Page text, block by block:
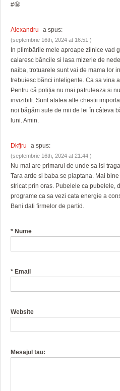
#🤪
Alexandru a spus:
(septembrie 16th, 2024 at 16:51 )
In plimbările mele aproape zilnice vad
calaresc băncile si lasa mizerie de
naiba, trotuarele sunt vai de mama lor
trebuiesc bănci inteligente. Ca sa vina
Pentru că poliția nu mai patruleaza si
invizibili. Sunt atatea alte chestii
noi băgăm sute de mii de lei în câteva
luni. Amin.
Dkfjru a spus:
(septembrie 16th, 2024 at 21:44 )
Nu mai are primarul de unde sa isi
Tara arde si baba se piaptana. Mai
stricat prin oras. Pubelele ca pubelele,
programe ca sa vezi cata energie a
Bani dati firmelor de partid.
* Nume
* Email
Website
Mesajul tau: